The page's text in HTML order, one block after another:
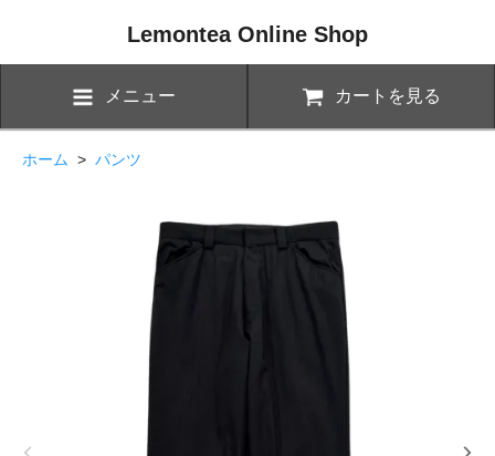
Lemontea Online Shop
メニュー カートを見る
ホーム > パンツ